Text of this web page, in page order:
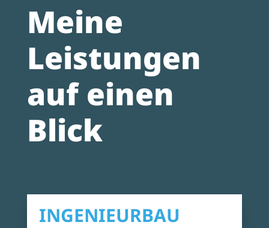
Meine
Leistungen
auf einen
Blick
INGENIEURBAU